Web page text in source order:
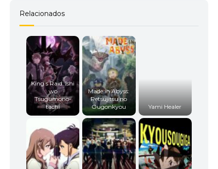
Relacionados
King’s Raid: Ishi
wo
Tsugumono-
tachi
Made in Abyss:
Retsujitsu no
Ougonkyou
Yami Healer